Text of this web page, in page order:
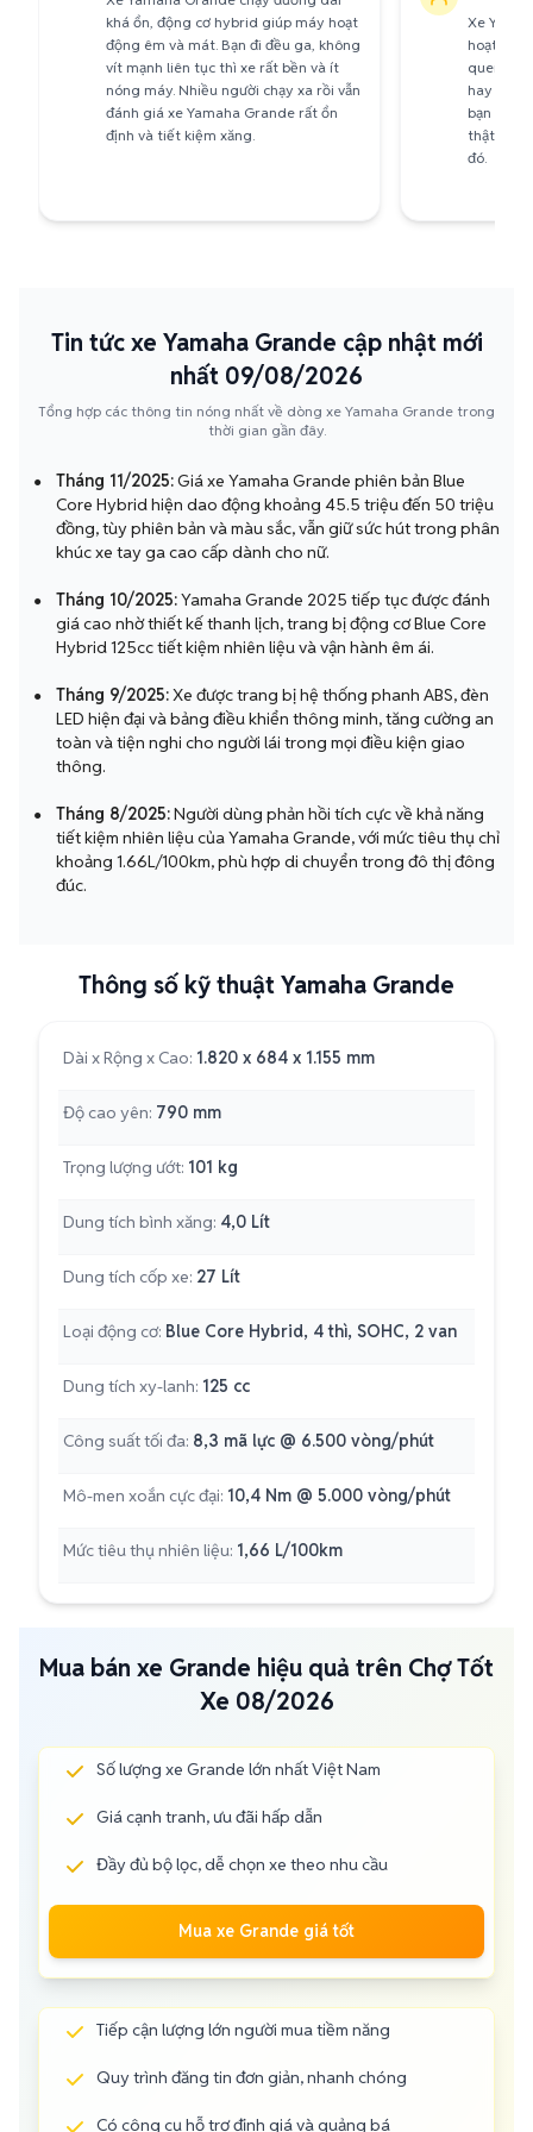
khá ổn, động cơ hybrid giúp máy hoạt
động êm và mát. Bạn đi đều ga, không
vít mạnh liên tục thì xe rất bền và ít
nóng máy. Nhiều người chạy xa rồi vẫn
đánh giá xe Yamaha Grande rất ổn
định và tiết kiệm xăng.
Xe
hoạt nên
quen.
hay quay
bạn là
thật sự là
đó.
Tin tức xe Yamaha Grande cập nhật mới
nhất 09/08/2026
Tổng hợp các thông tin nóng nhất về dòng xe Yamaha Grande trong
thời gian gần đây.
● Tháng 11/2025:Giá xe Yamaha Grande phiên bản Blue
Core Hybrid hiện dao động khoảng 45.5 triệu đến 50 triệu
đồng, tùy phiên bản và màu sắc, vẫn giữ sức hút trong phân
khúc xe tay ga cao cấp dành cho nữ.
● Tháng 10/2025:Yamaha Grande 2025 tiếp tục được đánh
giá cao nhờ thiết kế thanh lịch, trang bị động cơ Blue Core
Hybrid 125cc tiết kiệm nhiên liệu và vận hành êm ái.
● Tháng 9/2025:Xe được trang bị hệ thống phanh ABS, đèn
LED hiện đại và bảng điều khiển thông minh, tăng cường an
toàn và tiện nghi cho người lái trong mọi điều kiện giao
thông.
● Tháng 8/2025:Người dùng phản hồi tích cực về khả năng
tiết kiệm nhiên liệu của Yamaha Grande, với mức tiêu thụ chỉ
khoảng 1.66L/100km, phù hợp di chuyển trong đô thị đông
đúc.
Thông số kỹ thuật Yamaha Grande
Dài x Rộng x Cao: 1.820 x 684 x 1.155 mm
Độ cao yên: 790 mm
Trọng lượng ướt: 101 kg
Dung tích bình xăng: 4,0 Lít
Dung tích cốp xe: 27 Lít
Loại động cơ: Blue Core Hybrid, 4 thì, SOHC, 2 van
Dung tích xy-lanh: 125 cc
Công suất tối đa: 8,3 mã lực @ 6.500 vòng/phút
Mô-men xoắn cực đại: 10,4 Nm @ 5.000 vòng/phút
Mức tiêu thụ nhiên liệu: 1,66 L/100km
Mua bán xe Grande hiệu quả trên Chợ Tốt
Xe 08/2026
Số lượng xe Grande lớn nhất Việt Nam
Giá cạnh tranh, ưu đãi hấp dẫn
Đầy đủ bộ lọc, dễ chọn xe theo nhu cầu
Mua xe Grande giá tốt
Tiếp cận lượng lớn người mua tiềm năng
Quy trình đăng tin đơn giản, nhanh chóng
Có công cụ hỗ trợ định giá và quảng bá